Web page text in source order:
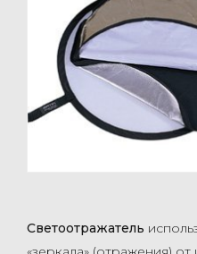
Светоотражатель